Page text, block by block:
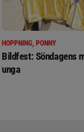
HOPPNING, PONNY
Bildfest: Söndagens
unga